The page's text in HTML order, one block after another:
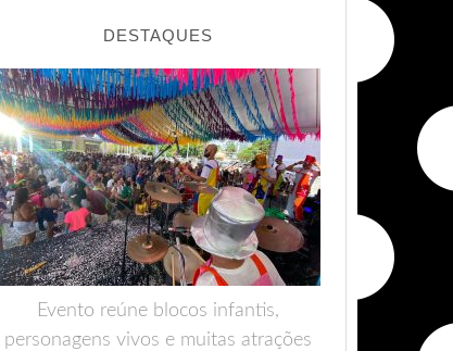
DESTAQUES
Evento reúne blocos infantis,
personagens vivos e muitas atrações